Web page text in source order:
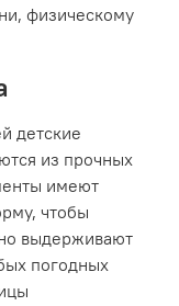
физическому
детские
из прочных
имеют
чтобы
выдерживают
погодных